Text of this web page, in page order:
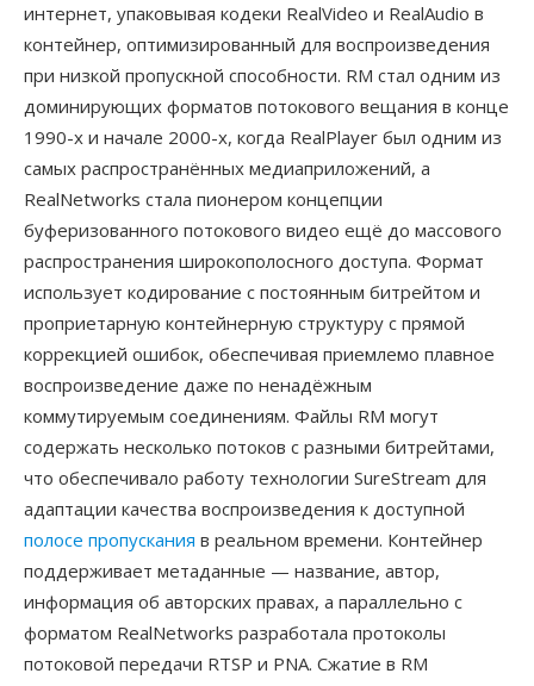
интернет, упаковывая кодеки RealVideo и RealAudio в
контейнер, оптимизированный для воспроизведения
при низкой пропускной способности. RM стал одним из
доминирующих форматов потокового вещания в конце
1990-х и начале 2000-х, когда RealPlayer был одним из
самых распространённых медиаприложений, а
RealNetworks стала пионером концепции
буферизованного потокового видео ещё до массового
распространения широкополосного доступа. Формат
использует кодирование с постоянным битрейтом и
проприетарную контейнерную структуру с прямой
коррекцией ошибок, обеспечивая приемлемо плавное
воспроизведение даже по ненадёжным
коммутируемым соединениям. Файлы RM могут
содержать несколько потоков с разными битрейтами,
что обеспечивало работу технологии SureStream для
адаптации качества воспроизведения к доступной
полосе пропускания в реальном времени. Контейнер
поддерживает метаданные — название, автор,
информация об авторских правах, а параллельно с
форматом RealNetworks разработала протоколы
потоковой передачи RTSP и PNA. Сжатие в RM